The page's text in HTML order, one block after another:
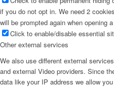
if you do not opt in. We need 2
will be prompted again when opening
Click to enable/disable essential
Other external services
We also use different external
and external Video providers. Since
data like your IP address we allow